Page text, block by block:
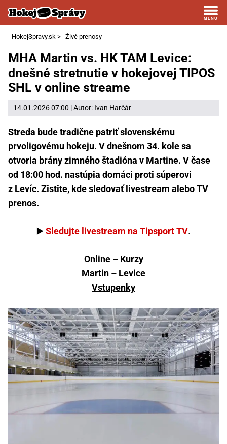
HokejSpravy.sk > Živé prenosy
MHA Martin vs. HK TAM Levice:
dnešné stretnutie v hokejovej TIPOS
SHL v online streame
14.01.2026 07:00 | Autor: Ivan Harčár
Streda bude tradične patriť slovenskému
prvoligovému hokeju. V dnešnom 34. kole sa
otvoria brány zimného štadióna v Martine. V čase
od 18:00 hod. nastúpia domáci proti súperovi
z Levíc. Zistite, kde sledovať livestream alebo TV
prenos.
▶️Sledujte livestream na Tipsport TV.
Online– Kurzy
Martin – Levice
Vstupenky